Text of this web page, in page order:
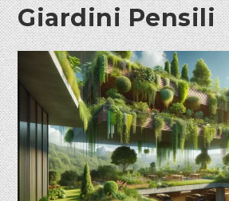
Giardini Pensili